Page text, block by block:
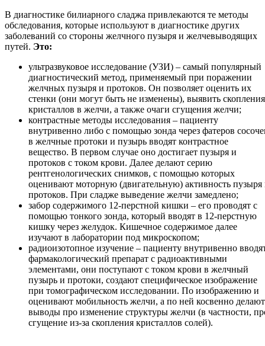
В диагностике билиарного сладжа привлекаются те методы
обследования, которые используют в диагностике других
заболеваний со стороны желчного пузыря и желчевыводящих
путей. Это:
ультразвуковое исследование (УЗИ) – самый популярный
диагностический метод, применяемый при поражении
желчных пузыря и протоков. Он позволяет оценить их
стенки (они могут быть не изменены), выявить скопления
кристаллов в желчи, а также очаги сгущения желчи;
контрастные методы исследования – пациенту
внутривенно либо с помощью зонда через фатеров
в желчные протоки и пузырь вводят контрастное
вещество. В первом случае оно достигает пузыря и
протоков с током крови. Далее делают серию
рентгенологических снимков, с помощью которых
оценивают моторную (двигательную) активность пузыря
протоков. При сладже выведение желчи замедлено;
забор содержимого 12-перстной кишки – его проводят с
помощью тонкого зонда, который вводят в 12-перстную
кишку через желудок. Кишечное содержимое далее
изучают в лаборатории под микроскопом;
радиоизотопное изучение – пациенту внутривенно
фармакологический препарат с радиоактивными
элементами, они поступают с током крови в желчный
пузырь и протоки, создают специфическое изображение
при томографическом исследовании. По изображению и
оценивают мобильность желчи, а по ней косвенно делают
выводы про изменение структуры желчи (в частности,
сгущение из-за скопления кристаллов солей).